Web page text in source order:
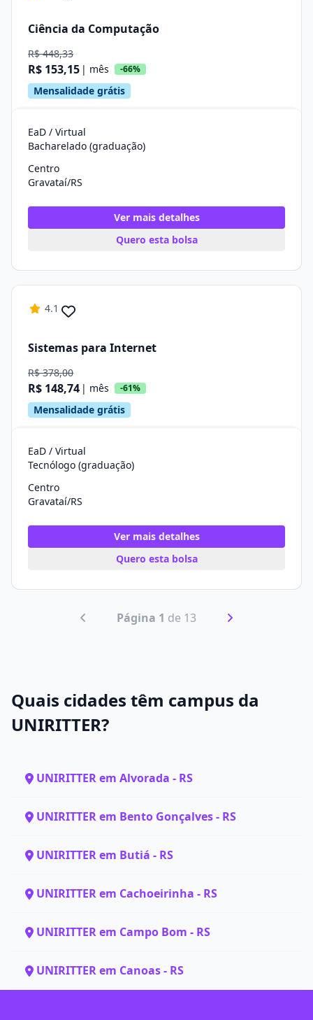
Ciência da Computação
R$ 448,33
R$ 153,15 | mês -66%
Mensalidade grátis
EaD / Virtual
Bacharelado (graduação)
Centro
Gravataí/RS
Ver mais detalhes
Quero esta bolsa
4.1
Sistemas para Internet
R$ 378,00
R$ 148,74 | mês -61%
Mensalidade grátis
EaD / Virtual
Tecnólogo (graduação)
Centro
Gravataí/RS
Ver mais detalhes
Quero esta bolsa
Página 1 de 13
Quais cidades têm campus da
UNIRITTER?
UNIRITTER em Alvorada - RS
UNIRITTER em Bento Gonçalves - RS
UNIRITTER em Butiá - RS
UNIRITTER em Cachoeirinha - RS
UNIRITTER em Campo Bom - RS
UNIRITTER em Canoas - RS